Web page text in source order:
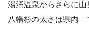
湯涌温泉からさらに山
八幡杉の太さは県内一